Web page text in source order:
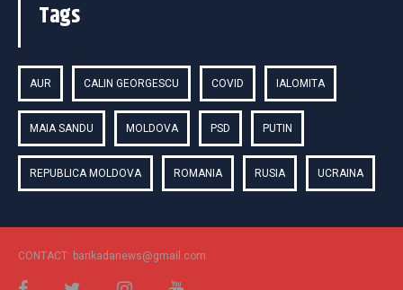
Tags
AUR CALIN GEORGESCU COVID IALOMITA
MAIA SANDU MOLDOVA PSD PUTIN
REPUBLICA MOLDOVA ROMANIA RUSIA UCRAINA
CONTACT: barikadanews@gmail.com